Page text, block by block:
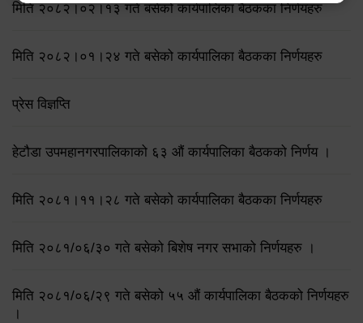
मिति २०८२।०२।१३ गते बसेको कार्यपालिका बैठकका निर्णयहरु
मिति २०८२।०१।२४ गते बसेको कार्यपालिका बैठकका निर्णयहरु
प्रेस विज्ञप्ति
हेटौडा उपमहानगरपालिकाको ६३ औं कार्यपालिका बैठकको निर्णय ।
मिति २०८१।११।२८ गते बसेको कार्यपालिका बैठकका निर्णयहरु
मिति २०८१/०६/३० गते बसेको बिशेष नगर सभाको निर्णयहरु ।
मिति २०८१/०६/२९ गते बसेको ५५ औं कार्यपालिका बैठकको निर्णयहरु
।